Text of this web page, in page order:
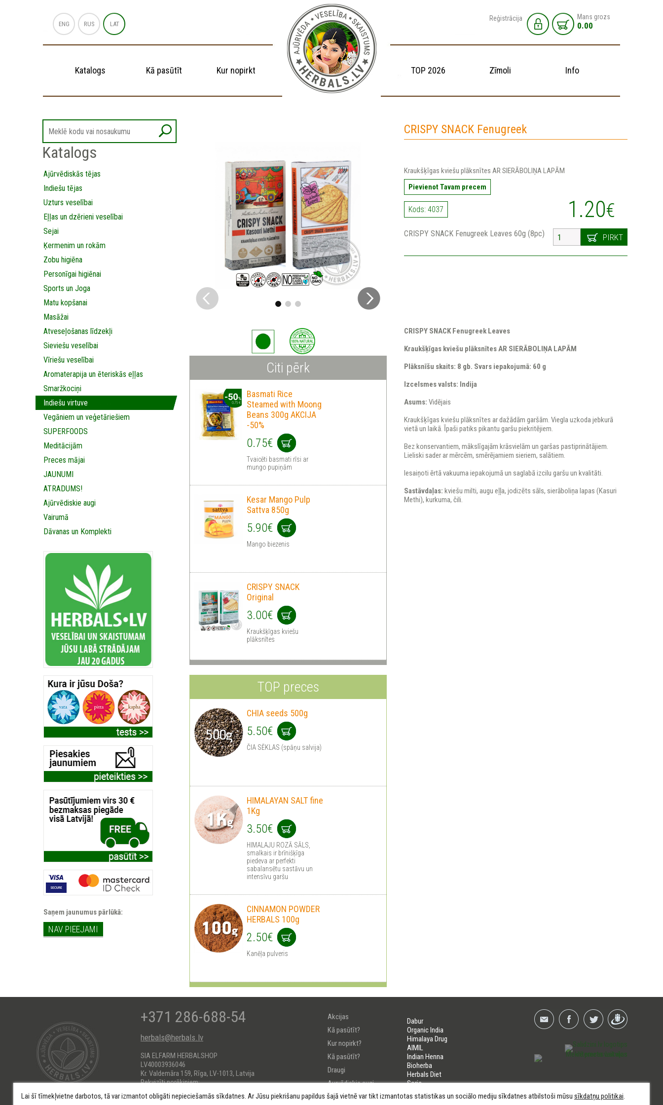
ENG RUS LAT
Reģistrācija Mans grozs
0.00
Katalogs Kā pasūtīt Kur nopirkt TOP 2026 Zīmoli Info
Katalogs
Ajūrvēdiskās tējas
Indiešu tējas
Uzturs veselībai
Eļļas un dzērieni veselībai
Sejai
Ķermenim un rokām
Zobu higiēna
Personīgai higiēnai
Sports un Joga
Matu kopšanai
Masāžai
Аtveseļošanas līdzekļi
Sieviešu veselībai
Vīriešu veselībai
Aromaterapija un ēteriskās eļļas
Smaržkociņi
Indiešu virtuve
Vegāniem un veģetāriešiem
SUPERFOODS
Meditācijām
Preces mājai
JAUNUMI
ATRADUMS!
Ajūrvēdiskie augi
Vairumā
Dāvanas un Komplekti
Saņem jaunumus pārlūkā:
NAV PIEEJAMI
CRISPY SNACK Fenugreek
Kraukšķīgas kviešu plāksnītes AR SIERĀBOLIŅA LAPĀM
Pievienot Tavam precem
Kods: 4037 1.20€
PIRKT
CRISPY SNACK Fenugreek Leaves 60g (8pc)
CRISPY SNACK Fenugreek Leaves
Kraukšķīgas kviešu plāksnītes AR SIERĀBOLIŅA LAPĀM
Plāksnīšu skaits: 8 gb. Svars iepakojumā: 60 g
Izcelsmes valsts: Indija
Asums: Vidējais
Kraukšķīgas kviešu plāksnītes ar dažādām garšām. Viegla uzkoda jebkurā
vietā un laikā. Īpaši patiks pikantu garšu piekritējiem.
Bez konservantiem, mākslīgajām krāsvielām un garšas pastiprinātājiem.
Lieliski sader ar mērcēm, smērējamiem sieriem, salātiem.
Iesaiņoti ērtā vakuuma iepakojumā un saglabā izcilu garšu un kvalitāti.
Sastāvdaļas: kviešu milti, augu eļļa, jodizēts sāls, sierāboliņa lapas (Kasuri
Methi), kurkuma, čili.
Citi pērk
Basmati Rice
Steamed with Moong
Beans 300g AKCIJA
-50%
0.75€
Tvaicēti basmati rīsi ar
mungo pupiņām
Kesar Mango Pulp
Sattva 850g
5.90€
Mango biezenis
CRISPY SNACK
Original
3.00€
Kraukšķīgas kviešu
plāksnītes
TOP preces
CHIA seeds 500g
5.50€
ČIA SĒKLAS (spāņu salvija)
HIMALAYAN SALT fine
1Kg
3.50€
HIMALAJU ROZĀ SĀLS,
smalkais ir brīnišķīga
piedeva ar perfekti
sabalansētu sastāvu un
intensīvu garšu
CINNAMON POWDER
HERBALS 100g
2.50€
Kanēļa pulveris
+371 286-688-54
herbals@herbals.lv
SIA ELFARM HERBALSHOP
LV40003936046
Kr. Valdemāra 159, Rīga, LV-1013, Latvija
Rekvizīti norēķiniem:
AS Swedbank HABALV22
KONTS: LV66HABA0551017184222
Akcijas
Kā pasūtīt?
Kur nopirkt?
Kā pasūtīt?
Draugi
Aurvēdiskie augi
Uzzini savu Došu
Dabur
Organic India
Himalaya Drug
AIMIL
Indian Henna
Bioherba
Herbals Diet
Soria
LIFELINES
Lai šī tīmekļvietne darbotos, tā var izmantot obligāti nepieciešamās sīkdatnes. Ar Jūsu piekrišanu papildus šajā vietnē var tikt izmantotas statistikas un sociālo mediju sīkdatnes atbilstoši mūsu sīkdatņu politikai